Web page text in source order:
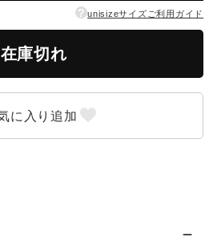
? unisizeサイズご利用ガイド
在庫切れ